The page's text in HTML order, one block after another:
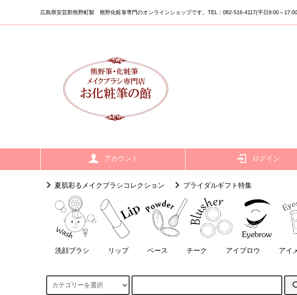
広島県安芸郡熊野町製 熊野化粧筆専門のオンラインショップです。 TEL：082-516-4117(平日9:00～
アカウント ログイン
夏肌彩るメイクブラシコレクション ブライダルギフト特集
洗顔ブラシ リップ ベース チーク アイブロウ アイ